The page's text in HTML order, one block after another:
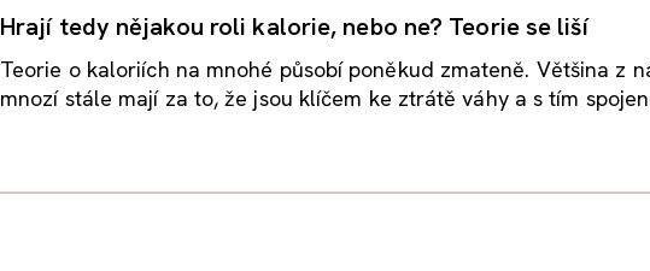
Hrají tedy nějakou roli kalorie, nebo ne? Teorie se liší
Teorie o kaloriích na mnohé působí poněkud zmateně. Většina z
mnozí stále mají za to, že jsou klíčem ke ztrátě váhy a s tím